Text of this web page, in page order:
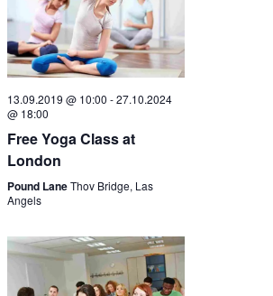
13.09.2019 @ 10:00 -27.10.2024
@ 18:00
Free Yoga Class at
London
Pound LaneThov Bridge, Las
Angels